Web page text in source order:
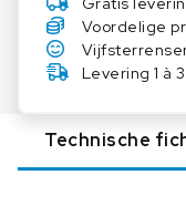
c
i
s
e
w
e
Voordelige
Levering 1 à
Technische